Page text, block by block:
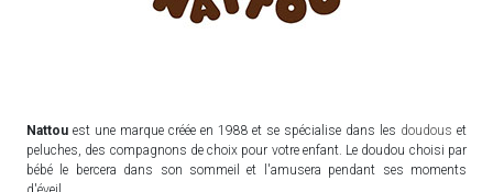
Nattou est une marque créée en 1988 et se spécialise dans les doudous et
peluches, des compagnons de choix pour votre enfant. Le doudou choisi par
bébé le bercera dans son sommeil et l'amusera pendant ses moments